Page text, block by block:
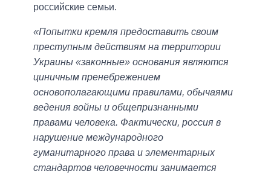
российские семьи.
«Попытки кремля предоставить своим
преступным действиям на территории
Украины «законные» основания являются
циничным пренебрежением
основополагающими правилами, обычаями
ведения войны и общепризнанными
правами человека. Фактически, россия в
нарушение международного
гуманитарного права и элементарных
стандартов человечности занимается